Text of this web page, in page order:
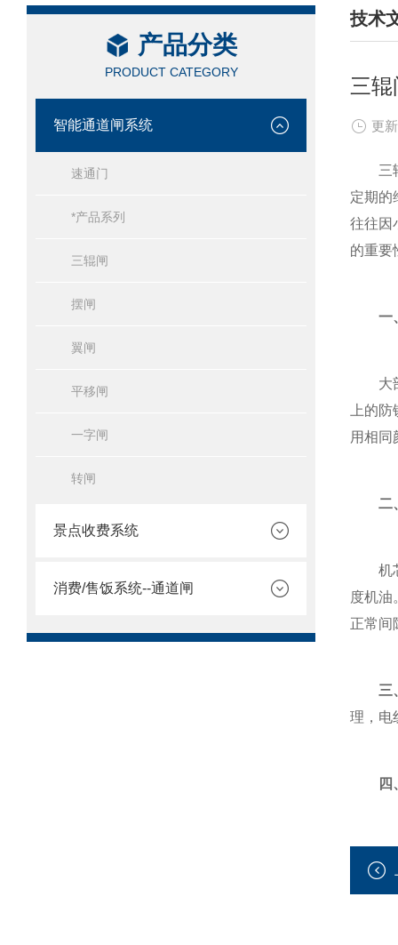
产品分类
PRODUCT CATEGORY
智能通道闸系统
速通门
*产品系列
三辊闸
摆闸
翼闸
平移闸
一字闸
转闸
景点收费系统
消费/售饭系统--通道闸
技术
/
三
更
三辊
定期的
往往因
的重要
一
大部
上的
用相同
二
机芯
度机油
正常间
三
理，电
四